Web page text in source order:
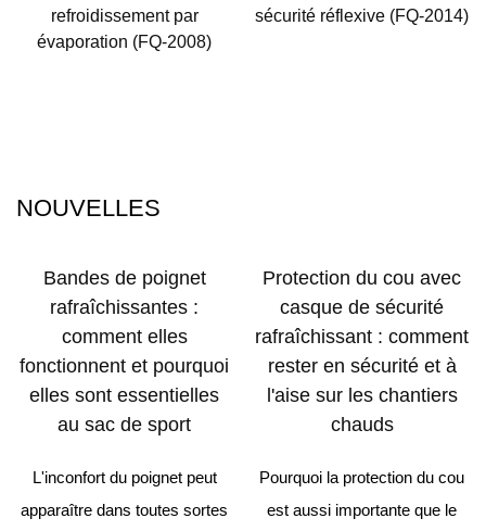
refroidissement par
évaporation (FQ-2008)
sécurité réflexive (FQ-2014)
NOUVELLES
Bandes de poignet
rafraîchissantes :
comment elles
fonctionnent et pourquoi
elles sont essentielles
au sac de sport
L'inconfort du poignet peut
apparaître dans toutes sortes
Protection du cou avec
casque de sécurité
rafraîchissant : comment
rester en sécurité et à
l'aise sur les chantiers
chauds
Pourquoi la protection du cou
est aussi importante que le